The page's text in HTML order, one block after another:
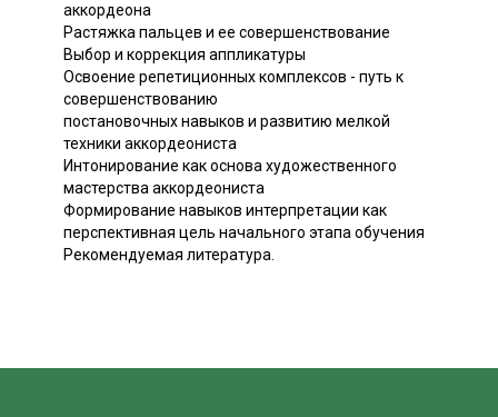
аккордеона
Растяжка пальцев и ее совершенствование
Выбор и коррекция аппликатуры
Освоение репетиционных комплексов - путь к
совершенствованию
постановочных навыков и развитию мелкой
техники аккордеониста
Интонирование как основа художественного
мастерства аккордеониста
Формирование навыков интерпретации как
перспективная цель начального этапа обучения
Рекомендуемая литература.